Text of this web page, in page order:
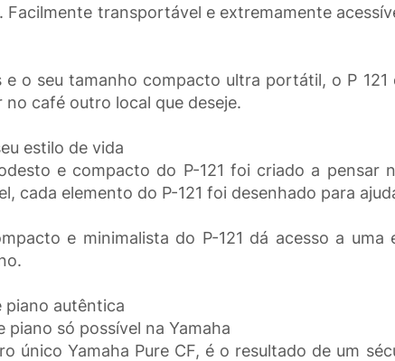
Facilmente transportável e extremamente
e o seu tamanho compacto ultra portátil, o P
café outro local que deseje.
estilo de vida
e compacto do P-121 foi criado a
cada elemento do P-121 foi desenhado para
e minimalista do P-121 dá acesso a
piano autêntica
piano só possível na Yamaha
único Yamaha Pure CF, é o resultado de um